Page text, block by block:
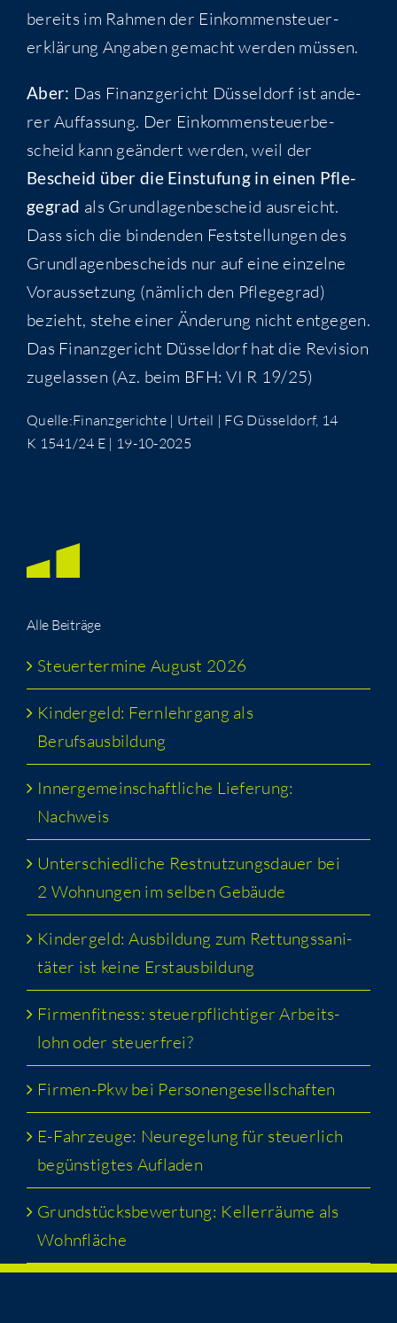
bereits im Rah­men der Ein­kom­men­steu­er­
erklä­rung Anga­ben gemacht wer­den müssen.
Aber: Das Finanz­ge­richt Düs­sel­dorf ist ande­
rer Auf­fas­sung. Der Ein­kom­men­steu­er­be­
scheid kann geän­dert wer­den, weil der
Bescheid über die Ein­stu­fung in einen Pfle­
ge­grad als Grund­la­gen­be­scheid aus­reicht.
Dass sich die bin­den­den Fest­stel­lun­gen des
Grund­la­gen­be­scheids nur auf eine ein­zel­ne
Vor­aus­set­zung (näm­lich den Pfle­ge­grad)
bezieht, ste­he einer Ände­rung nicht ent­ge­gen.
Das Finanz­ge­richt Düs­sel­dorf hat die Revi­si­on
zuge­las­sen (Az. beim BFH: VI R 19/25)
Quelle:Finanzgerichte | Urteil | FG Düs­sel­dorf, 14
K 1541/24 E | 19-10-2025
Alle Bei­trä­ge
Steu­er­ter­mi­ne August 2026
Kin­der­geld: Fern­lehr­gang als
Berufsausbildung
Inner­ge­mein­schaft­li­che Lie­fe­rung:
Nachweis
Unter­schied­li­che Rest­nut­zungs­dau­er bei
2 Woh­nun­gen im sel­ben Gebäude
Kin­der­geld: Aus­bil­dung zum Ret­tungs­sa­ni­
tä­ter ist kei­ne Erstausbildung
Fir­men­fit­ness: steu­er­pflich­ti­ger Arbeits­
lohn oder steuerfrei?
Fir­men-Pkw bei Personengesellschaften
E-Fahr­zeu­ge: Neu­re­ge­lung für steu­er­lich
begüns­tig­tes Aufladen
Grund­stücks­be­wer­tung: Kel­ler­räu­me als
Wohnfläche